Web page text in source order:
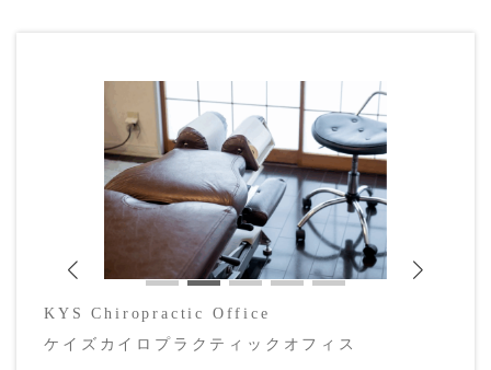
KYS Chiropractic Office
ケイズカイロプラクティックオフィス